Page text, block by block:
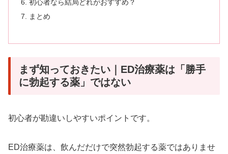
初心者なら結局どれがおすすめ？
まとめ
まず知っておきたい｜ED治療薬は「勝手
に勃起する薬」ではない
初心者が勘違いしやすいポイントです。
ED治療薬は、飲んだだけで突然勃起する薬ではありませ